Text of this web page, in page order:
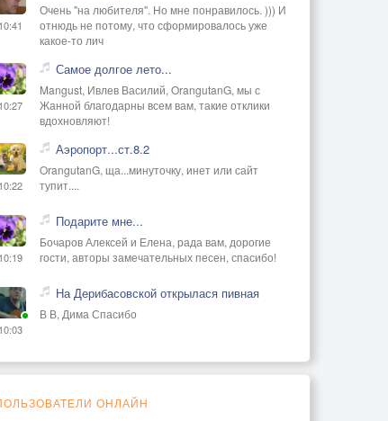
10:41
Очень "на любителя". Но мне понравилось. ))) И
отнюдь не потому, что сформировалось уже
какое-то лич
10:27
Самое долгое лето...
Mangust, Ивлев Василий, OrangutanG, мы с
Жанной благодарны всем вам, такие отклики
вдохновляют!
10:22
Аэропорт...ст.8.2
OrangutanG, ща...минуточку, инет или сайт
тупит....
10:19
Подарите мне...
Бочаров Алексей и Елена, рада вам, дорогие
гости, авторы замечательных песен, спасибо!
10:03
На Дерибасовской открылася пивная
В В, Дима Спасибо
ОНЛАЙН